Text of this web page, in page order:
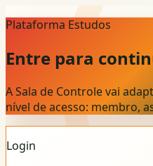
Plataforma Estudos
Entre para
A Sala de Controle vai
nível de acesso: membro,
Login